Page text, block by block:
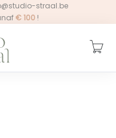
straal.be
€100 !